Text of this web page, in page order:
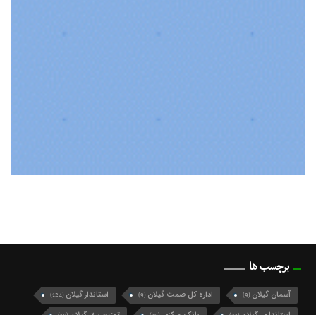
برچسب ها
آسمان گیلان (9) اداره کل صمت گیلان (9) استاندار گیلان (124)